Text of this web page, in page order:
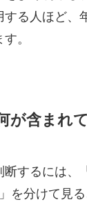
る人ほど、
。
が含まれ
するには、
を分けて見